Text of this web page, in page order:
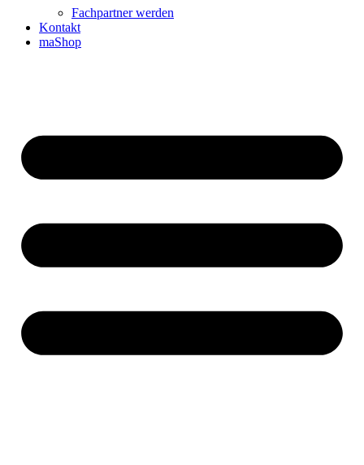
Fachpartner werden
Kontakt
maShop